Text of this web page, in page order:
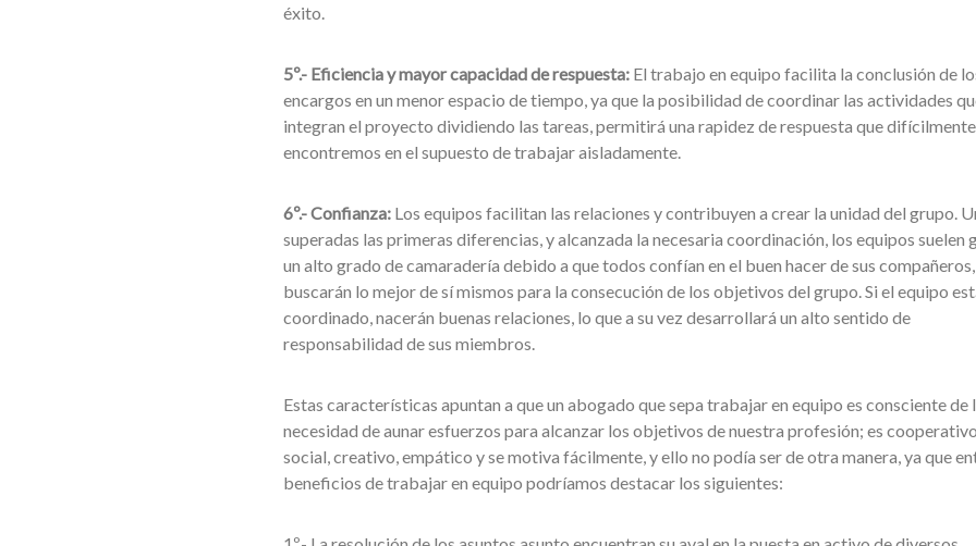
éxito.
5º.- Eficiencia y mayor capacidad de respuesta:El trabajo en equipo facilita la conclusión de
encargos en un menor espacio de tiempo, ya que la posibilidad de coordinar las actividades
integran el proyecto dividiendo las tareas, permitirá una rapidez de respuesta que difícilmente
encontremos en el supuesto de trabajar aisladamente.
6º.- Confianza:Los equipos facilitan las relaciones y contribuyen a crear la unidad del grupo.
superadas las primeras diferencias, y alcanzada la necesaria coordinación, los equipos suelen
un alto grado de camaradería debido a que todos confían en el buen hacer de sus
buscarán lo mejor de sí mismos para la consecución de los objetivos del grupo. Si el equipo
coordinado, nacerán buenas relaciones, lo que a su vez desarrollará un alto sentido de
responsabilidad de sus miembros.
Estas características apuntan a que un abogado que sepa trabajar en equipo es consciente de
necesidad de aunar esfuerzos para alcanzar los objetivos de nuestra profesión; es
social, creativo, empático y se motiva fácilmente, y ello no podía ser de otra manera, ya que
beneficios de trabajar en equipo podríamos destacar los siguientes: